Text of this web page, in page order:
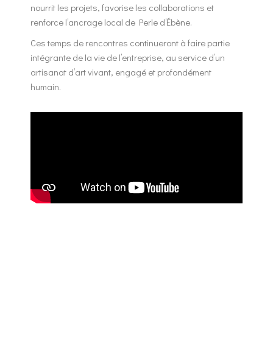
nourrit les projets, favorise les collaborations et
renforce l’ancrage local de Perle d’Ébène.
Ces temps de rencontres continueront à faire partie
intégrante de la vie de l’entreprise, au service d’un
artisanat d’art vivant, engagé et profondément
humain.